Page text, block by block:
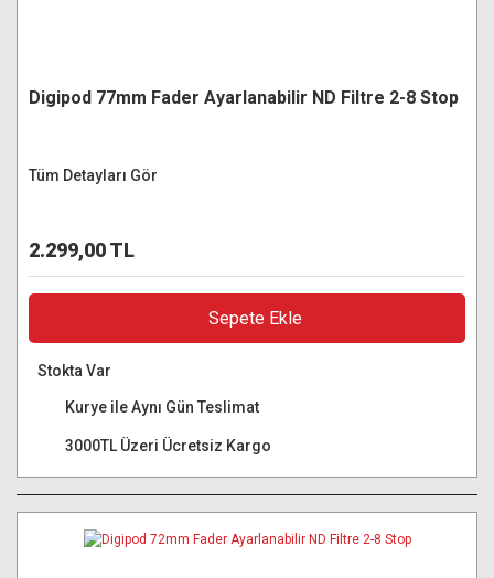
Digipod 77mm Fader Ayarlanabilir ND Filtre 2-8 Stop
Tüm Detayları Gör
2.299,00 TL
Sepete Ekle
Stokta Var
Kurye ile Aynı Gün Teslimat
3000TL Üzeri Ücretsiz Kargo